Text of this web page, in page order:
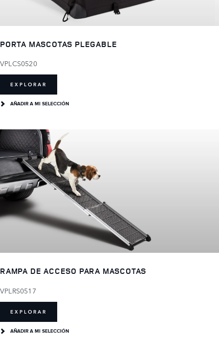
PORTA MASCOTAS PLEGABLE
VPLCS0520
EXPLORAR
AÑADIR A MI SELECCIÓN
RAMPA DE ACCESO PARA MASCOTAS
VPLRS0517
EXPLORAR
AÑADIR A MI SELECCIÓN